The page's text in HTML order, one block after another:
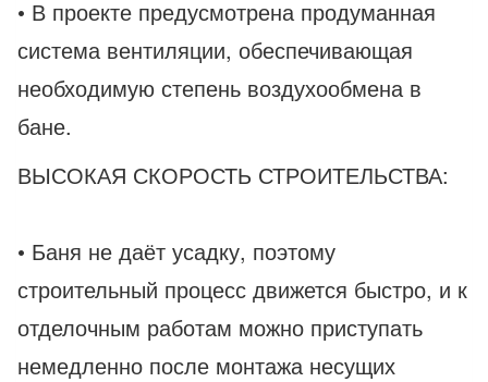
• В проекте предусмотрена продуманная
система вентиляции, обеспечивающая
необходимую степень воздухообмена в
бане.
ВЫСОКАЯ СКОРОСТЬ СТРОИТЕЛЬСТВА:
• Баня не даёт усадку, поэтому
строительный процесс движется быстро, и к
отделочным работам можно приступать
немедленно после монтажа несущих